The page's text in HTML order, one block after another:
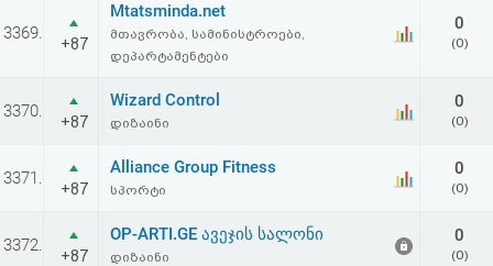
უარყოფა
3369.
+87
Mtatsminda.net
მთავრობა, სამინისტროები,
დეპარტამენტები
0
(0)
3370.
+87
Wizard Control
დიზაინი
0
(0)
3371.
+87
Alliance Group Fitness
სპორტი
0
(0)
3372.
+87
OP-ARTI.GE ავეჯის სალონი
დიზაინი
0
(0)